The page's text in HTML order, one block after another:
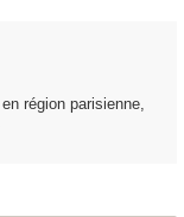
en région parisienne,